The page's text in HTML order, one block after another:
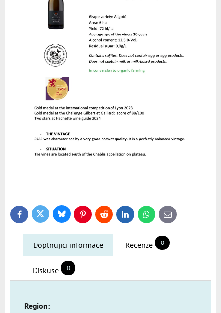
FacebookTwitter BlueskyPinterestReddit LinkedInWhatsApp
E-
mail
Doplňující informace Recenze 0
Diskuse 0
Region: